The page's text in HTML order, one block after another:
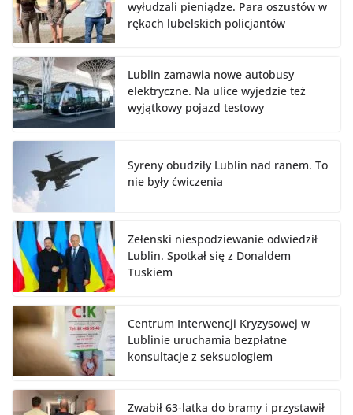
wyłudzali pieniądze. Para oszustów w
rękach lubelskich policjantów
Lublin zamawia nowe autobusy
elektryczne. Na ulice wyjedzie też
wyjątkowy pojazd testowy
Syreny obudziły Lublin nad ranem. To
nie były ćwiczenia
Zełenski niespodziewanie odwiedził
Lublin. Spotkał się z Donaldem
Tuskiem
Centrum Interwencji Kryzysowej w
Lublinie uruchamia bezpłatne
konsultacje z seksuologiem
Zwabił 63-latka do bramy i przystawił